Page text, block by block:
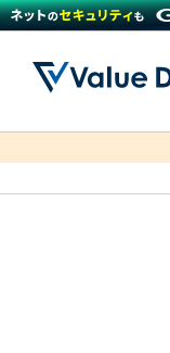
ド
レ
セ
サ